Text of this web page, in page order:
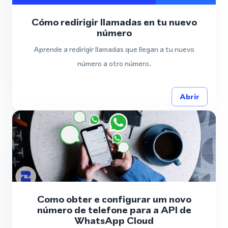
Cómo redirigir llamadas en tu nuevo
número
Aprende a redirigir llamadas que llegan a tu nuevo
número a otro número.
Abrir
Como obter e configurar um novo
número de telefone para a API de
WhatsApp Cloud